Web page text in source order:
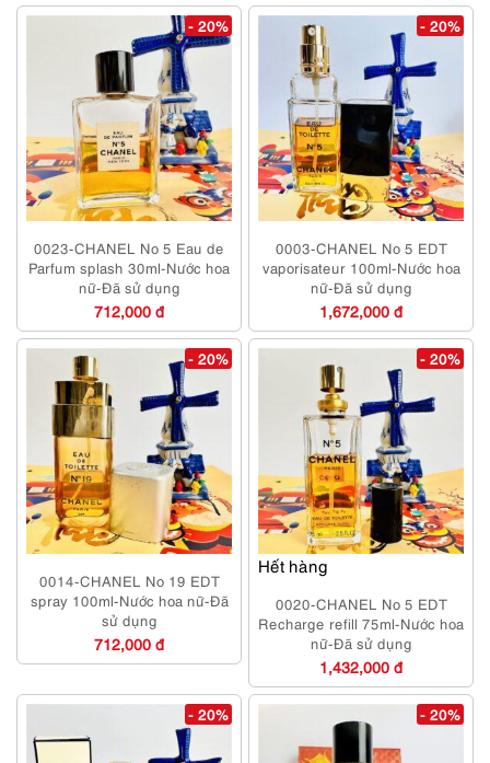
- 20%
0023-CHANEL No 5 Eau de
Parfum splash 30ml-Nước hoa
nữ-Đã sử dụng
712,000 đ
- 20%
0003-CHANEL No 5 EDT
vaporisateur 100ml-Nước hoa
nữ-Đã sử dụng
1,672,000 đ
- 20%
0014-CHANEL No 19 EDT
spray 100ml-Nước hoa nữ-Đã
sử dụng
712,000 đ
Hết hàng
- 20%
0020-CHANEL No 5 EDT
Recharge refill 75ml-Nước hoa
nữ-Đã sử dụng
1,432,000 đ
- 20% - 20%